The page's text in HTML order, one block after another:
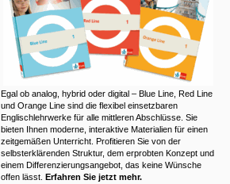
Egal ob analog, hybrid oder digital – Blue Line, Red Line
und Orange Line sind die flexibel einsetzbaren
Englischlehrwerke für alle mittleren Abschlüsse. Sie
bieten Ihnen moderne, interaktive Materialien für einen
zeitgemäßen Unterricht. Profitieren Sie von der
selbsterklärenden Struktur, dem erprobten Konzept und
einem Differenzierungsangebot, das keine Wünsche
offen lässt. Erfahren Sie jetzt mehr.